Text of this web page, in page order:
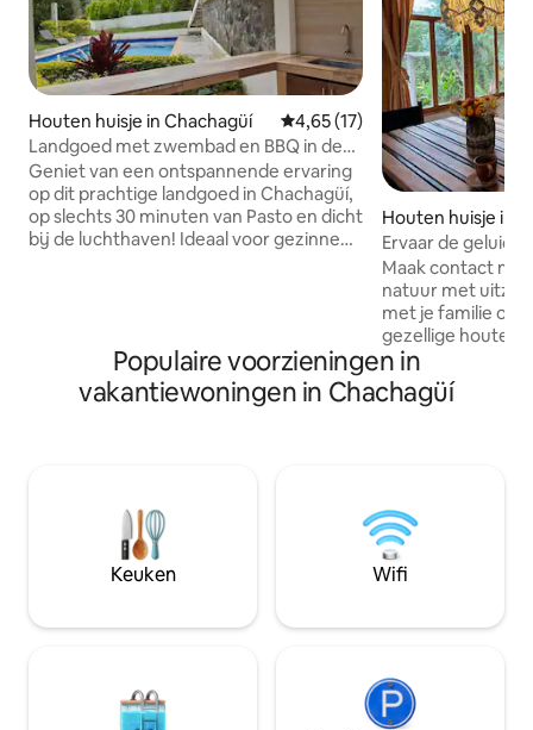
Houten huisje in Chachagüí Gemiddelde beoordeling van
4,65 (17)
Landgoed met zwembad en BBQ in de
buurt van Pasto
Geniet van een ontspannende ervaring
op dit prachtige landgoed in Chachagüí,
op slechts 30 minuten van Pasto en dicht
bij de luchthaven! Ideaal voor gezinnen
ontkoppel gewoon. Kenmerken van de
🏡 woning: Geschikt voor maximaal
zeven personen. 3 slaapkamers, 2
Houten huisje in
ha
Ervaar de
Cocha
Maak contact
natuur met
met je familie of
gezellige houten
te komen van de
toeristische
Encano). De hut
ondersteunt de
je in staat om
van de magische
lagune.
Populaire voorzieningen in
vakantiewoningen in Chachagüí
Keuken Wifi